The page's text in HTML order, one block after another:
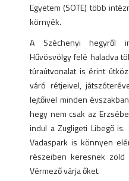
Egyetem (SOTE) több
környék.
A Széchenyi hegyről
Hűvösvölgy felé haladva
túraútvonalat is érint
váró rétjeivel,
lejtőivel minden
hegy nem csak az
indul a Zugligeti Libegő
Vadaspark is könnyen
részeiben keresnek
Vérmező várja őket.